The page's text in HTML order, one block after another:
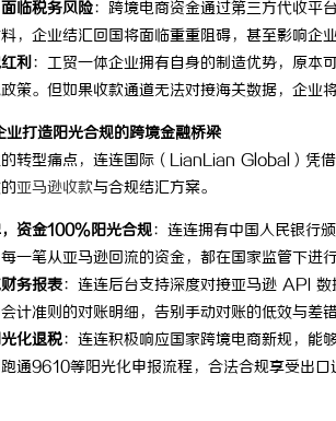
临税务风险：跨境电商资金通过第三方代收平
，企业结汇回国将面临重重阻碍，甚至影响企
利：工贸一体企业拥有自身的制造优势，原
策。但如果收款通道无法对接海关数据，企业
打造阳光合规的跨境金融桥梁
转型痛点，连连国际（LianLian Global）凭
亚马逊收款与合规结汇方案。
资金100%阳光合规：连连拥有中国人民银行
一笔从亚马逊回流的资金，都在国家监管下进
务报表：连连后台支持深度对接亚马逊 API
计准则的对账明细，告别手动对账的低效与差
化退税：连连积极响应国家跨境电商新规，
通9610等阳光化申报流程，合法合规享受出
武汉配眼镜 上海配眼镜